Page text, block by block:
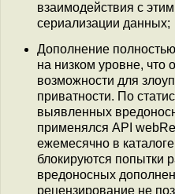
взаимодействия с
сериализации данных;
Дополнение
на низком уровне, что
возможности для
приватности. По
выявленных
применялся API
ежемесячно в
блокируются попытки
вредоносных
рецензирование не